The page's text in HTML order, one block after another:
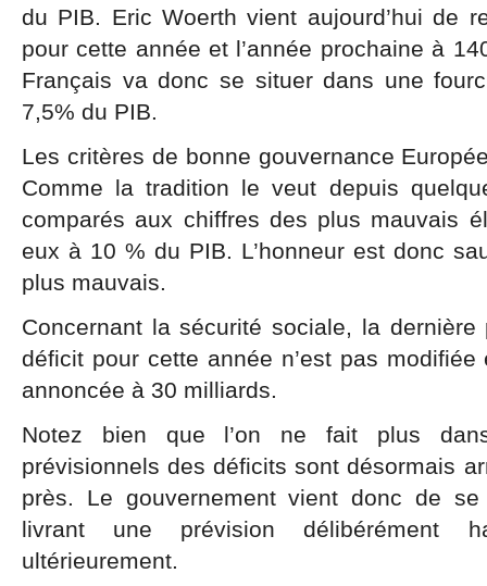
du PIB. Eric Woerth vient aujourd’hui de
pour cette année et l’année prochaine à
Français va donc se situer dans une
7,5% du PIB.
Les critères de bonne gouvernance
Comme la tradition le veut depuis
comparés aux chiffres des plus mauvais
eux à 10 % du PIB. L’honneur est donc
plus mauvais.
Concernant la sécurité sociale, la
déficit pour cette année n’est pas
annoncée à 30 milliards.
Notez bien que l’on ne fait plus
prévisionnels des déficits sont désormais
près. Le gouvernement vient donc de se
livrant une prévision délibérément
ultérieurement.